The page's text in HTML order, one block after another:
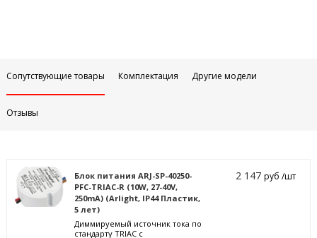
Сопутствующие товары Комплектация Другие модели
Отзывы
Блок питания ARJ-SP-40250-
PFC-TRIAC-R (10W, 27-40V,
250mA) (Arlight, IP44 Пластик,
5 лет)
Диммируемый источник тока по
стандарту TRIAC с
2 147руб /шт